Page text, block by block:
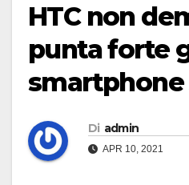
HTC non
punta forte
smartphone
Di admin
APR 10, 2021